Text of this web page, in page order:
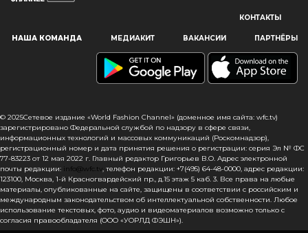
Наш сайт использует файлы cookie и похожие технологии,
пользователям, предоставляя персонализированную
информацию, запоминая предпочтения в области
сайта, вы подтверждаете свое согласие на использование
файлов cookie в соответствии с настоящим уведомлением
в отношении данного типа файлов. Если вы не согласны
с тем, чтобы мы использовали данный тип файлов,
то вы должны соответствующим образом установить
настройки вашего браузера или не использовать сайт wfc.tv
КОНТАКТЫ
НАША КОМАНДА МЕДИАКИТ ВАКАНСИИ ПАРТНЁРЫ
© 2025Сетевое издание «World Fashion Channel» (доменное имя сайта: wfc.tv)
зарегистрировано Федеральной службой по надзору в сфере связи,
информационных технологий и массовых коммуникаций (Роскомнадзор),
регистрационный номер и дата принятия решения о регистрации: серия Эл № ФС
77-83223 от 12 мая 2022 г. Главный редактор Григорьев В.О. Адрес электронной
почты редакции: info@wfc.tv, телефон редакции: +7(495) 64-48-0000, адрес редакции:
123100, Москва, 1-й Красногвардейский пр., д.15 этаж 5 каб. 3. Все права на любые
материалы, опубликованные на сайте, защищены в соответствии с российским и
международным законодательством об интеллектуальной собственности. Любое
использование текстовых, фото, аудио и видеоматериалов возможно только с
согласия правообладателя (ООО «УОРЛД ФЭШН»).